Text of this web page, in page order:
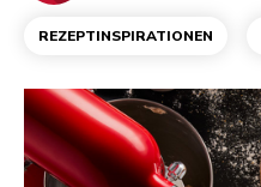
REZEPTINSPIRATIONEN